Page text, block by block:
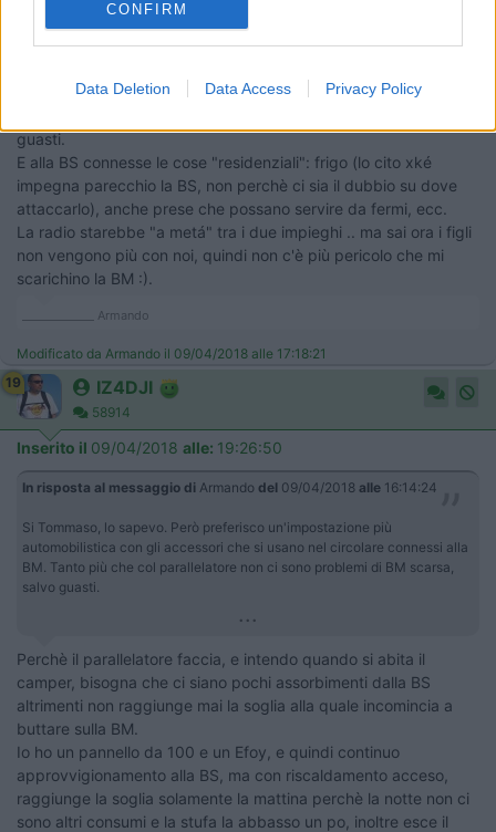
CONFIRM
Data Deletion Data Access Privacy Policy
Inserito il
16:14:24
Si Tommaso, lo sapevo.
accessori che si usano nel circolare connessi alla BM. Tanto più
guasti.
E alla BS connesse le cose "residenziali": frigo (lo cito xké
impegna parecchio la BS, non perchè ci sia il dubbio su dove
attaccarlo), anche prese che possano servire da fermi, ecc.
La radio starebbe "a metá" tra i due impieghi .. ma sai ora i figli
non vengono più con noi, quindi non c'è più pericolo che mi
scarichino la BM :).
_____________ Armando
Modificato da Armando il 09/04/2018 alle 17:18:21
19
IZ4DJI
58914
Inserito il 09/04/2018 alle: 19:26:50
In risposta al messaggio di Armando del 09/04/2018 alle 16:14:24
Si Tommaso, lo sapevo. Però preferisco un'impostazione più
automobilistica con gli accessori che si usano nel circolare connessi alla
BM. Tanto più che col parallelatore non ci sono problemi di BM scarsa,
salvo guasti.
...
Perchè il parallelatore faccia, e intendo quando si abita il
camper, bisogna che ci siano pochi assorbimenti dalla BS
altrimenti non raggiunge mai la soglia alla quale incomincia a
buttare sulla BM.
Io ho un pannello da 100 e un Efoy, e quindi continuo
approvvigionamento alla BS, ma con riscaldamento acceso,
raggiunge la soglia solamente la mattina perchè la notte non ci
sono altri consumi e la stufa la abbasso un po, inoltre esce il